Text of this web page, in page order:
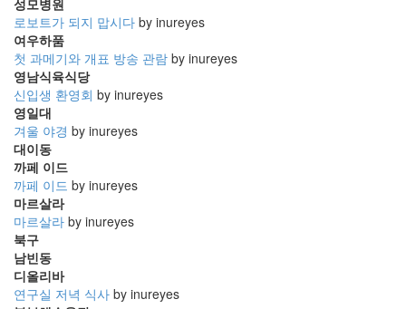
성모병원
로보트가 되지 맙시다 by inureyes
여우하품
첫 과메기와 개표 방송 관람 by inureyes
영남식육식당
신입생 환영회 by inureyes
영일대
겨울 야경 by inureyes
대이동
까페 이드
까페 이드 by inureyes
마르살라
마르살라 by inureyes
북구
남빈동
디올리바
연구실 저녁 식사 by inureyes
놀
부?!
By
inureyes
Find!